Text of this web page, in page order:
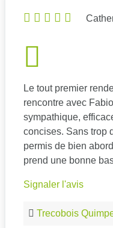
Le tout premier
rencontre avec
sympathique,
concises. Sans trop
permis de bien
prend une bonne
Signaler l'avis
Trecobois